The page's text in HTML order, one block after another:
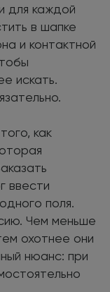
для каждой
в шапке
и контактной
искать.
как
ввести
поля.
Чем меньше
охотнее они
нюанс: при